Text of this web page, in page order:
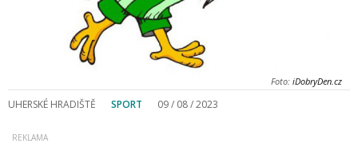
Foto: iDobryDen.cz
UHERSKÉ HRADIŠTĚ SPORT 09 / 08 / 2023